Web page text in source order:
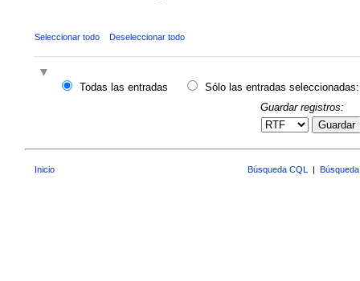
Seleccionar todo Deseleccionar todo
Todas las entradas
Sólo las entradas seleccionadas:
Guardar registros:
Guardar
Inicio Búsqueda CQL